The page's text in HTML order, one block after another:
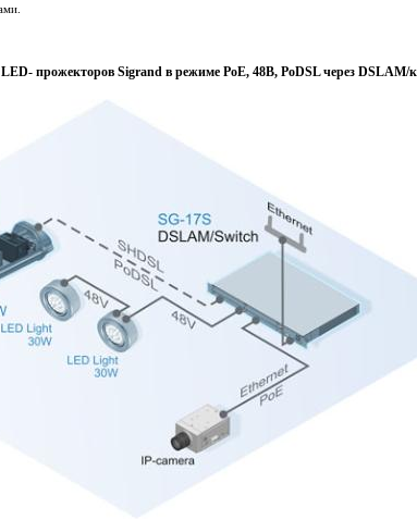
прожекторов Sigrand в режиме PoE, 48В, PoDSL через DSLAM/